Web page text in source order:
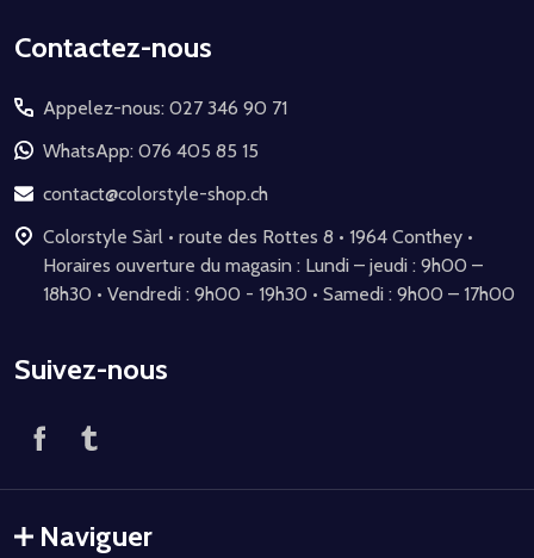
Début
pied
de
page
Contactez-nous
Appelez-nous: 027 346 90 71
WhatsApp: 076 405 85 15
contact@colorstyle-shop.ch
Colorstyle Sàrl • route des Rottes 8 • 1964 Conthey •
Horaires ouverture du magasin : Lundi – jeudi : 9h00 –
18h30 • Vendredi : 9h00 - 19h30 • Samedi : 9h00 – 17h00
Suivez-nous
Naviguer